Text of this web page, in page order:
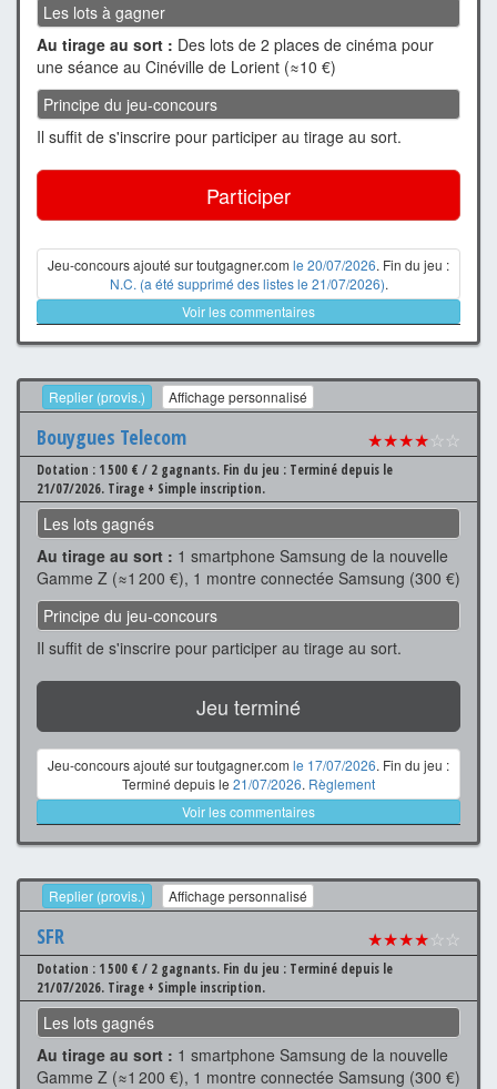
Les lots à gagner
Au tirage au sort : Des lots de 2 places de cinéma pour
une séance au Cinéville de Lorient (≈10 €)
Principe du jeu-concours
Il suffit de s'inscrire pour participer au tirage au sort.
Participer
Jeu-concours ajouté sur toutgagner.com le 20/07/2026. Fin du jeu :
N.C. (a été supprimé des listes le 21/07/2026).
Voir les commentaires
Replier (provis.) Affichage personnalisé
Bouygues Telecom ★★★★☆☆
Dotation : 1 500 € / 2 gagnants. Fin du jeu : Terminé depuis le
21/07/2026. Tirage + Simple inscription.
Les lots gagnés
Au tirage au sort : 1 smartphone Samsung de la nouvelle
Gamme Z (≈1 200 €), 1 montre connectée Samsung (300 €)
Principe du jeu-concours
Il suffit de s'inscrire pour participer au tirage au sort.
Jeu terminé
Jeu-concours ajouté sur toutgagner.com le 17/07/2026. Fin du jeu :
Terminé depuis le 21/07/2026. Règlement
Voir les commentaires
Replier (provis.) Affichage personnalisé
SFR ★★★★☆☆
Dotation : 1 500 € / 2 gagnants. Fin du jeu : Terminé depuis le
21/07/2026. Tirage + Simple inscription.
Les lots gagnés
Au tirage au sort : 1 smartphone Samsung de la nouvelle
Gamme Z (≈1 200 €), 1 montre connectée Samsung (300 €)